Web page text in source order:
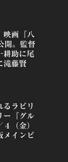
映画『八
開。監督
耕助に尾
滝藤賢
るラビリ
ー『グル
（金）
メインビ